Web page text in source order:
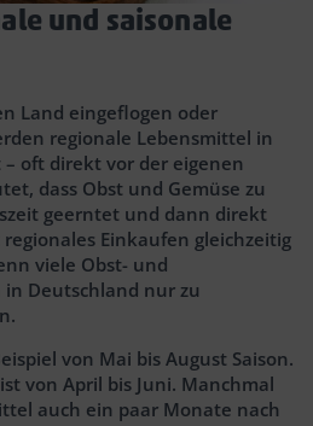
und saisonale
Land eingeflogen oder
regionale Lebensmittel in
oft direkt vor der eigenen
dass Obst und Gemüse zu
geerntet und dann direkt
Einkaufen gleichzeitig
viele Obst- und
Deutschland nur zu
von Mai bis August Saison.
von April bis Juni. Manchmal
auch ein paar Monate nach